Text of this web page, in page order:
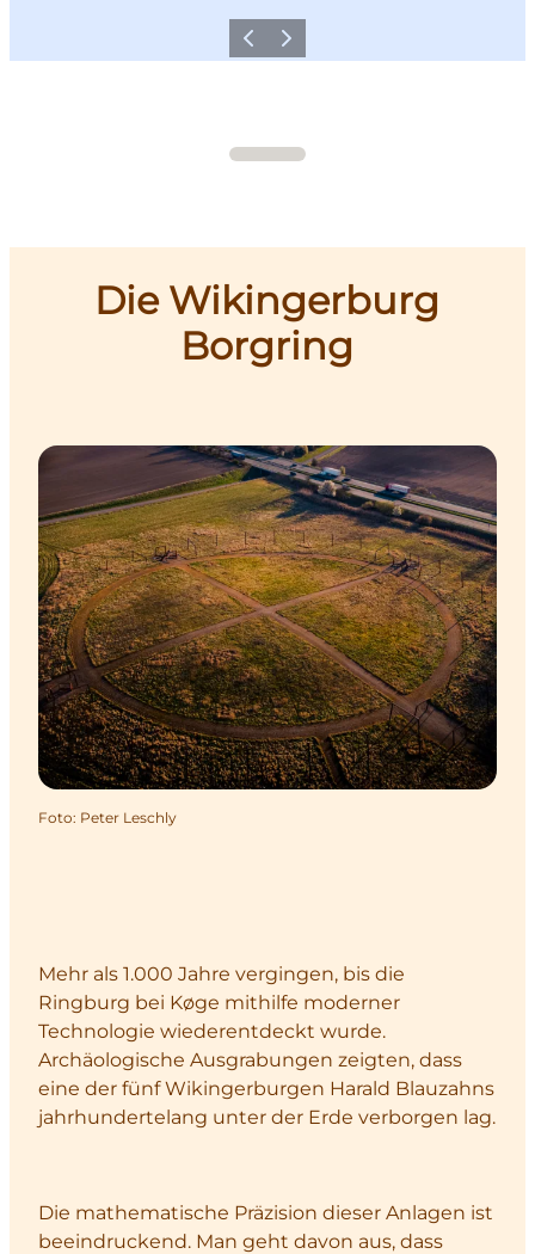
ZurückWeiter
Die Wikingerburg
Borgring
Foto: Peter Leschly
Mehr als 1.000 Jahre vergingen, bis die
Ringburg bei Køge mithilfe moderner
Technologie wiederentdeckt wurde.
Archäologische Ausgrabungen zeigten, dass
eine der fünf Wikingerburgen Harald Blauzahns
jahrhundertelang unter der Erde verborgen lag.
Die mathematische Präzision dieser Anlagen ist
beeindruckend. Man geht davon aus, dass